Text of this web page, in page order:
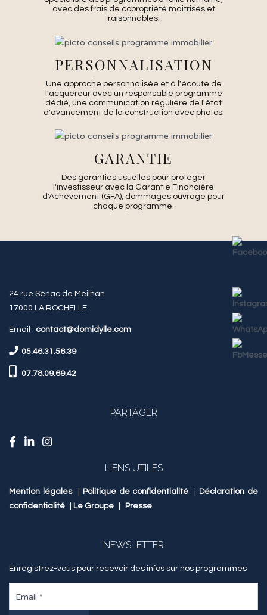
avec des frais de copropriété maitrisés et
raisonnables.
PERSONNALISATION
Une approche personnalisée et à l'écoute de
l'acquéreur avec un responsable programme
dédié, une communication régulière de l'état
d'avancement de la construction avec photos.
GARANTIE
Des garanties usuelles pour protéger
l'investisseur avec la Garantie Financière
d'Achèvement (GFA), dommages ouvrage pour
chaque programme.
24 rue Sénac de Meilhan
17000 LA ROCHELLE
Email : contact@domidylle.com
05.46.31.56.39
07.78.09.69.42
PARTAGER
LIENS UTILES
Mention légales Politique de confidentialité
Déclaration de
confidentialité
Le Groupe Presse
NEWSLETTER
Enregistrez-vous pour recevoir des infos sur nos programmes